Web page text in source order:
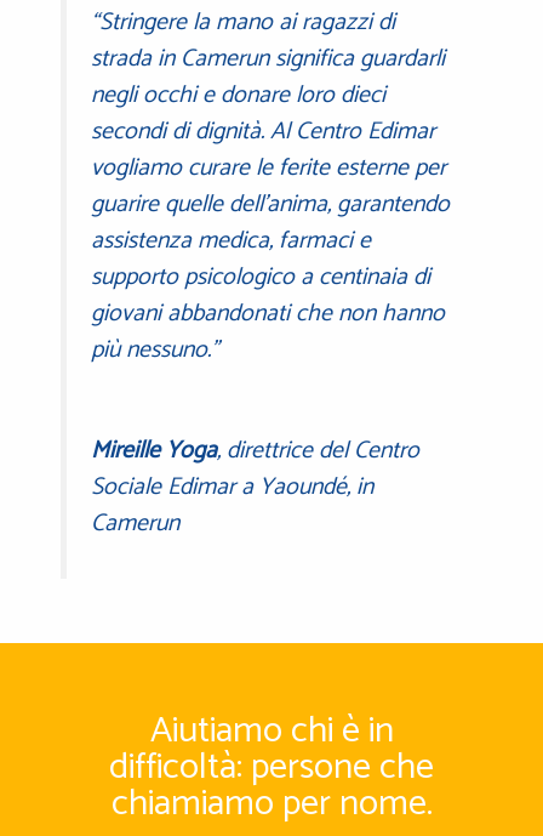
“Stringere la mano ai ragazzi di
strada in Camerun significa guardarli
negli occhi e donare loro dieci
secondi di dignità. Al Centro Edimar
vogliamo curare le ferite esterne per
guarire quelle dell’anima, garantendo
assistenza medica, farmaci e
supporto psicologico a centinaia di
giovani abbandonati che non hanno
più nessuno.”
Mireille Yoga, direttrice del Centro
Sociale Edimar a Yaoundé, in
Camerun
Aiutiamo chi è in
difficoltà: persone che
chiamiamo per nome.